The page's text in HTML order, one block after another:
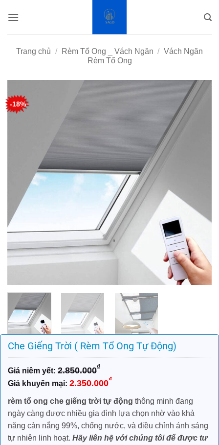
qua
Trang chủ / Rèm Tổ Ong _ Vách Ngăn / Vách Ngăn
Rèm Tổ Ong
-18%
Che Giếng Trời ( Rèm Tổ Ong Tự Động)
2.850.000₫
Giá
gốc
là:
2.850.000₫.
2.350.000₫Giá
tại
là:
2.350.000₫.
rèm tổ ong che giếng trời tự động thông minh đang
ngày càng được nhiều gia đình lựa chọn nhờ vào khả
năng cản nắng 99%, chống nước, và điều chỉnh ánh sáng
tự nhiên linh hoạt. Hãy liên hệ với chúng tôi để được tư